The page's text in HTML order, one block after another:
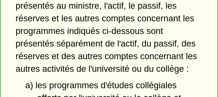
présentés au ministre, l'actif, le passif, les
réserves et les autres comptes concernant les
programmes indiqués ci-dessous sont
présentés séparément de l'actif, du passif, des
réserves et des autres comptes concernant les
autres activités de l'université ou du collège :
a) les programmes d'études collégiales